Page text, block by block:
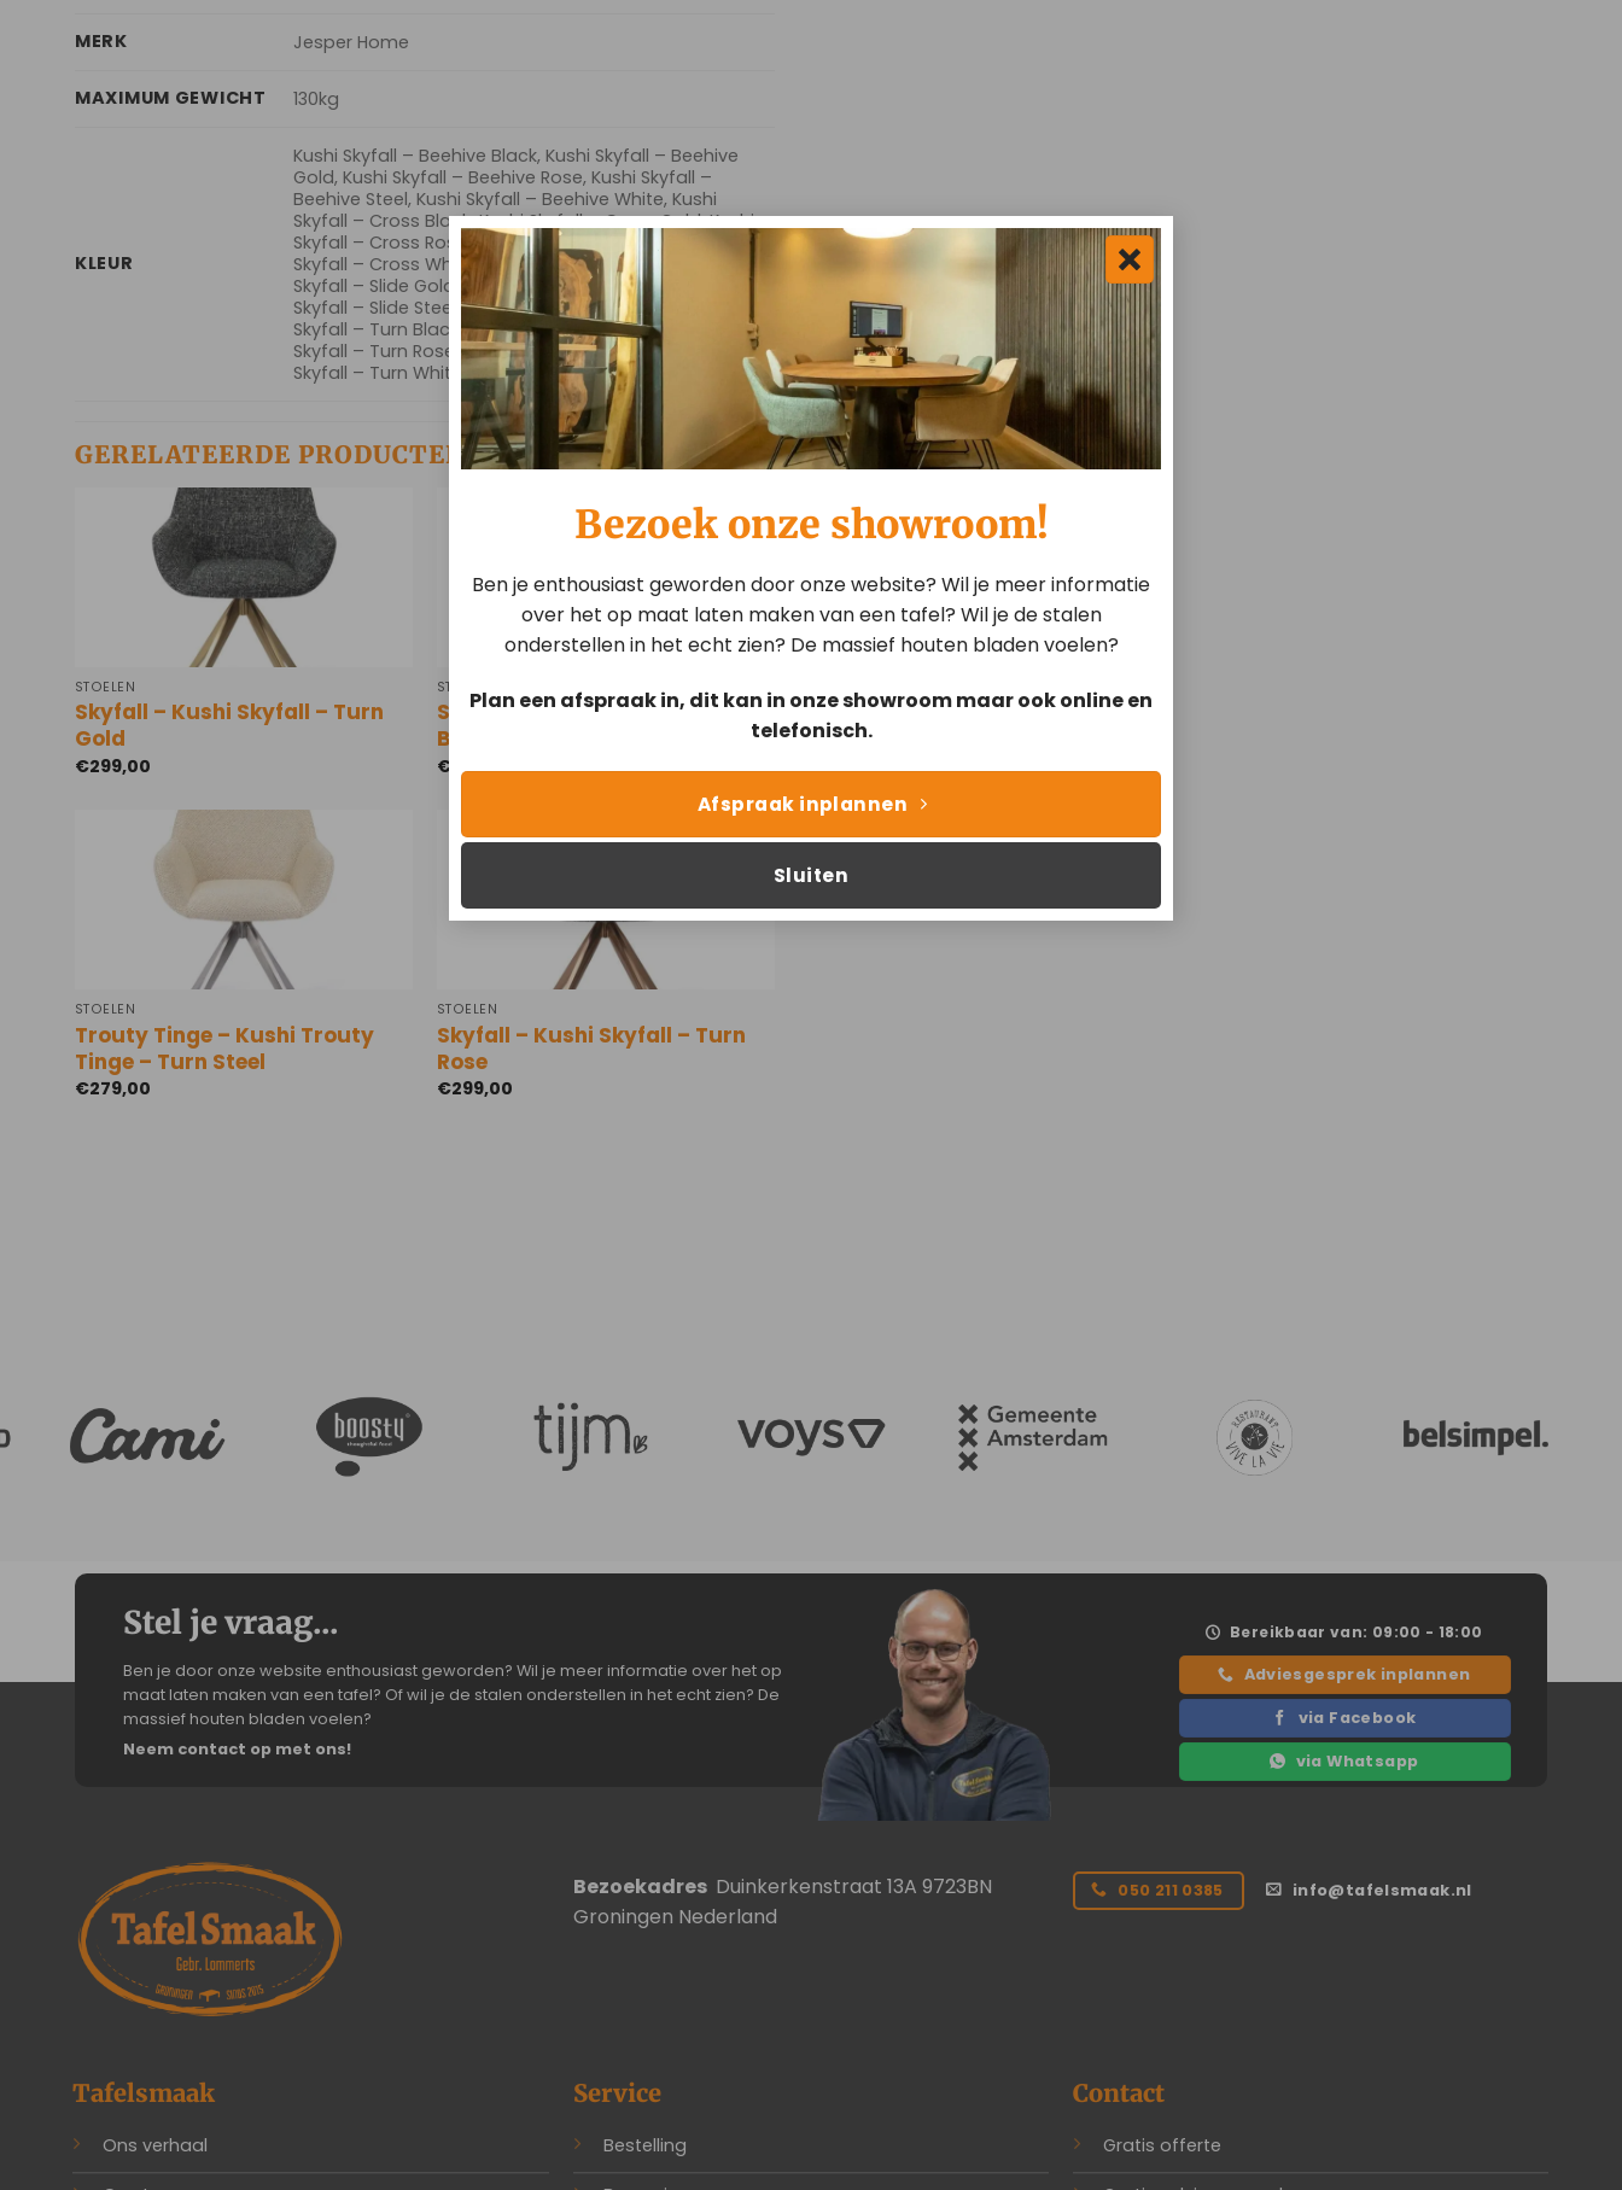
Bezoek onze showroom!
Ben je enthousiast geworden door onze website? Wil je meer informatie
over het op maat laten maken van een tafel? Wil je de stalen
onderstellen in het echt zien? De massief houten bladen voelen?
Plan een afspraak in, dit kan in onze showroom maar ook online en
telefonisch.
Afspraak inplannen
Sluiten
MERK Jesper Home
MAXIMUM GEWICHT 130kg
KLEUR
Kushi Skyfall – Beehive Black, Kushi Skyfall – Beehive
Gold, Kushi Skyfall – Beehive Rose, Kushi Skyfall –
Beehive Steel, Kushi Skyfall – Beehive White, Kushi
Skyfall – Cross Black, Kushi Skyfall – Cross Gold, Kushi
Skyfall – Cross Rose, Kushi Skyfall – Cross Steel, Kushi
Skyfall – Cross White, Kushi Skyfall – Slide Black, Kushi
Skyfall – Slide Gold, Kushi Skyfall – Slide Rose, Kushi
Skyfall – Slide Steel, Kushi Skyfall – Slide White, Kushi
Skyfall – Turn Black, Kushi Skyfall – Turn Gold, Kushi
Skyfall – Turn Rose, Kushi Skyfall – Turn Steel, Kushi
Skyfall – Turn White
GERELATEERDE PRODUCTEN
STOELEN
Skyfall – Kushi Skyfall – Turn
Gold
€299,00
STOELEN
Skyfall – Kushi Skyfall – Slide
Black
€ 259,00
STOELEN
Trouty Tinge – Kushi Trouty
Tinge – Turn Steel
€279,00
STOELEN
Skyfall – Kushi Skyfall – Turn
Rose
€299,00
Stel je vraag...
Ben je door onze website enthousiast geworden? Wil je meer informatie over het op
maat laten maken van een tafel? Of wil je de stalen onderstellen in het echt zien? De
massief houten bladen voelen?
Neem contact op met ons!
Bereikbaar van: 09:00 - 18:00
Adviesgesprek inplannen
via Facebook
via Whatsapp
Bezoekadres Duinkerkenstraat 13A 9723BN
Groningen Nederland
050 211 0385 info@tafelsmaak.nl
Tafelsmaak
Ons verhaal
Service
Bestelling
Contact
Gratis offerte